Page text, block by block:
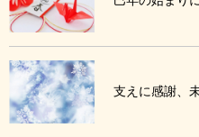
支えに感謝、